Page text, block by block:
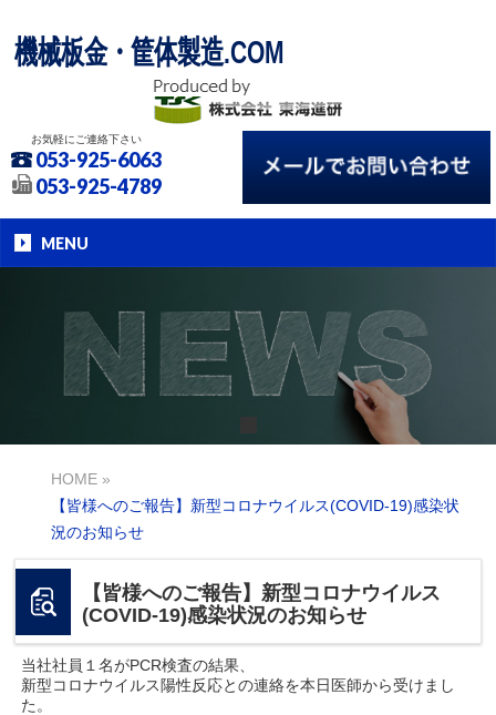
機械板金・筐体製造.COM
お気軽にご連絡下さい
053-925-6063
053-925-4789
MENU
HOME »
【皆様へのご報告】新型コロナウイルス(COVID-19)感染状
況のお知らせ
【皆様へのご報告】新型コロナウイルス
(COVID-19)感染状況のお知らせ
当社社員１名がPCR検査の結果、
新型コロナウイルス陽性反応との連絡を本日医師から受けまし
た。